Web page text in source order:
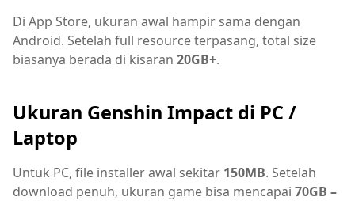
Di App Store, ukuran awal hampir sama dengan
Android. Setelah full resource terpasang, total size
biasanya berada di kisaran 20GB+.
Ukuran Genshin Impact di PC /
Laptop
Untuk PC, file installer awal sekitar 150MB. Setelah
download penuh, ukuran game bisa mencapai 70GB –